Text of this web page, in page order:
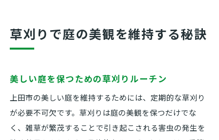
草刈りで庭の美観を維持する秘訣
美しい庭を保つための草刈りルーチン
上田市の美しい庭を維持するためには、定期的な草刈り
が必要不可欠です。草刈りは庭の美観を保つだけでな
く、雑草が繁茂することで引き起こされる害虫の発生を